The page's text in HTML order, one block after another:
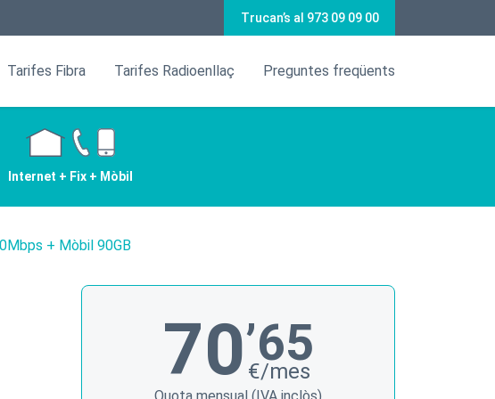
Trucan’s al 973 09 09 00
Tarifes Fibra Tarifes Radioenllaç Preguntes freqüents
Internet + Fix + Mòbil
+ Mòbil 90GB
70’65
€/mes